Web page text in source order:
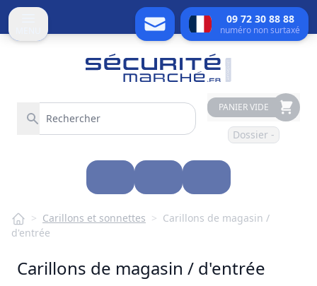
09 72 30 88 88
numéro non surtaxé
PANIER VIDE
Dossier -
> Carillons et sonnettes > Carillons de magasin /
d'entrée
Carillons de magasin / d'entrée